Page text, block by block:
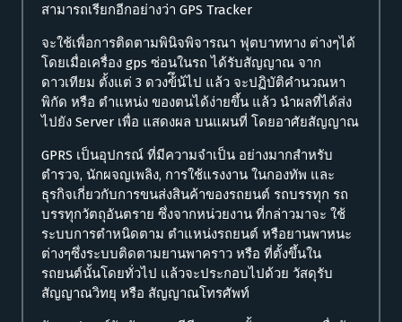
สามารถเรียกอีกอย่างว่า GPS Tracker
จะใช้เพื่อการติดตามพินิจพิจารณา ฟุตบาททาง ต่างๆได้
โดยเมื่อเครื่อง gps ซ่อนในรถ ได้รับสัญญาณ จาก
ดาวเทียม ตั้งแต่ 3 ดวงข้ึน้ไป แล้ว จะปฏิบัติคำนวณหา
พิกัด หรือ ตำแหน่ง ของตนได้ง่ายขึ้น แล้ว นำผลที่ได้ส่ง
ไปยัง Server เพื่อ แสดงผล บนแผนที่ โดยอาศัยสัญญาณ
GPRS เป็นอุปกรณ์ ที่มีความจำเป็น อย่างมากสำหรับ
ตำรวจ, นักผจญเพลิง, การใช้แรงงาน ในกองทัพ และ
ธุรกิจเกี่ยวกับการขนส่งสินค้าของรถยนต์ รถบรรทุก รถ
บรรทุกวัตถุอันตราย ซึ่งจากหน่วยงาน ที่กล่าวมาจะ ใช้
ระบบการตำหนิดตาม ตำแหน่งรถยนต์ หรือยานพาหนะ
ต่างๆซึ่งระบบติดตามยานพาคราว หรือ ที่ตั้งขึ้นใน
รถยนต์นั้นโดยทั่วไป แล้วจะประกอบไปด้วย วัสดุรับ
สัญญาณวิทยุ หรือ สัญญาณโทรศัพท์